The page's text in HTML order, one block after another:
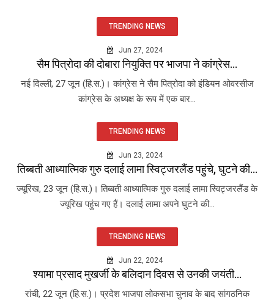
TRENDING NEWS
Jun 27, 2024
सैम पित्रोदा की दोबारा नियुक्ति पर भाजपा ने कांग्रेस...
नई दिल्ली, 27 जून (हि.स.)। कांग्रेस ने सैम पित्रोदा को इंडियन ओवरसीज
कांग्रेस के अध्यक्ष के रूप में एक बार...
TRENDING NEWS
Jun 23, 2024
तिब्बती आध्यात्मिक गुरु दलाई लामा स्विट्जरलैंड पहुंचे, घुटने की...
ज्यूरिख, 23 जून (हि.स.)। तिब्बती आध्यात्मिक गुरु दलाई लामा स्विट्जरलैंड के
ज्यूरिख पहुंच गए हैं। दलाई लामा अपने घुटने की...
TRENDING NEWS
Jun 22, 2024
श्यामा प्रसाद मुखर्जी के बलिदान दिवस से उनकी जयंती...
रांची, 22 जून (हि.स.)। प्रदेश भाजपा लोकसभा चुनाव के बाद सांगठनिक